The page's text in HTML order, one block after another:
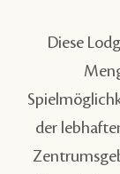
Diese
der